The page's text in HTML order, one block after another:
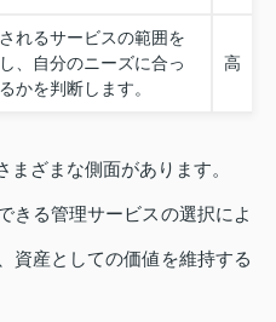
れるサービスの範囲を
、自分のニーズに合っ
かを判断します。
高
ざまな側面があります。
きる管理サービスの選択によ
資産としての価値を維持する